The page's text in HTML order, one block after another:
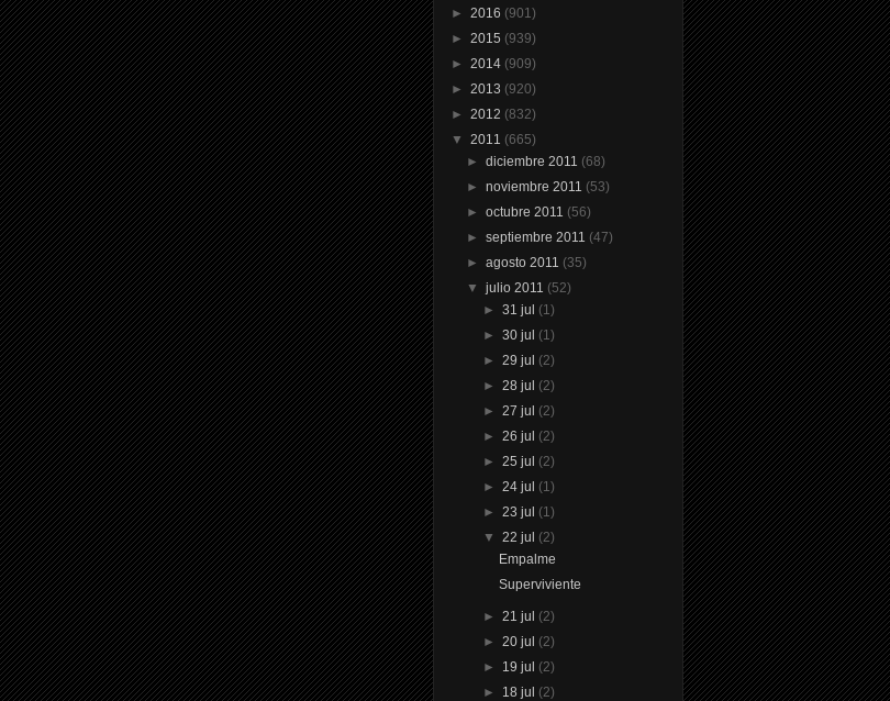
► 2016 (901)
► 2015 (939)
► 2014 (909)
► 2013 (920)
► 2012 (832)
▼ 2011 (665)
►diciembre 2011 (68)
►noviembre 2011 (53)
►octubre 2011 (56)
►septiembre 2011 (47)
►agosto 2011 (35)
▼julio 2011 (52)
► 31 jul (1)
► 30 jul (1)
► 29 jul (2)
► 28 jul (2)
► 27 jul (2)
► 26 jul (2)
► 25 jul (2)
► 24 jul (1)
► 23 jul (1)
▼ 22 jul (2)
Empalme
Superviviente
► 21 jul (2)
► 20 jul (2)
► 19 jul (2)
► 18 jul (2)